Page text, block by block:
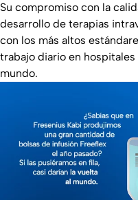
Su compromiso con la
desarrollo de terapias
con los más altos
trabajo diario en
mundo.